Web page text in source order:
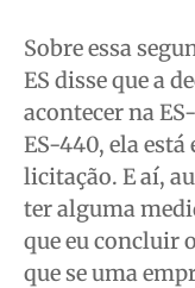
Sobre essa
ES disse que a
acontecer na
ES-440, ela
licitação. E aí,
ter alguma
que eu concluir
que se uma